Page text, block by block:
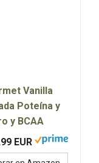
Vanilla
Poteína y
y BCAA
EUR